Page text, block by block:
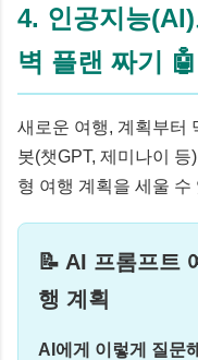
4. 인공지능
벽 플랜 짜기 🤖
새로운 여행, 계획부터
봇(챗GPT, 제미나이
형 여행 계획을 세울
📝 AI 프롬프트
행 계획
AI에게 이렇게 질문